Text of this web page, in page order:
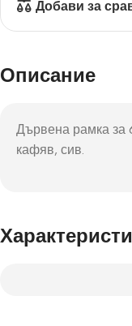
Добави за
Описание
Дървена рамка за
кафяв, сив.